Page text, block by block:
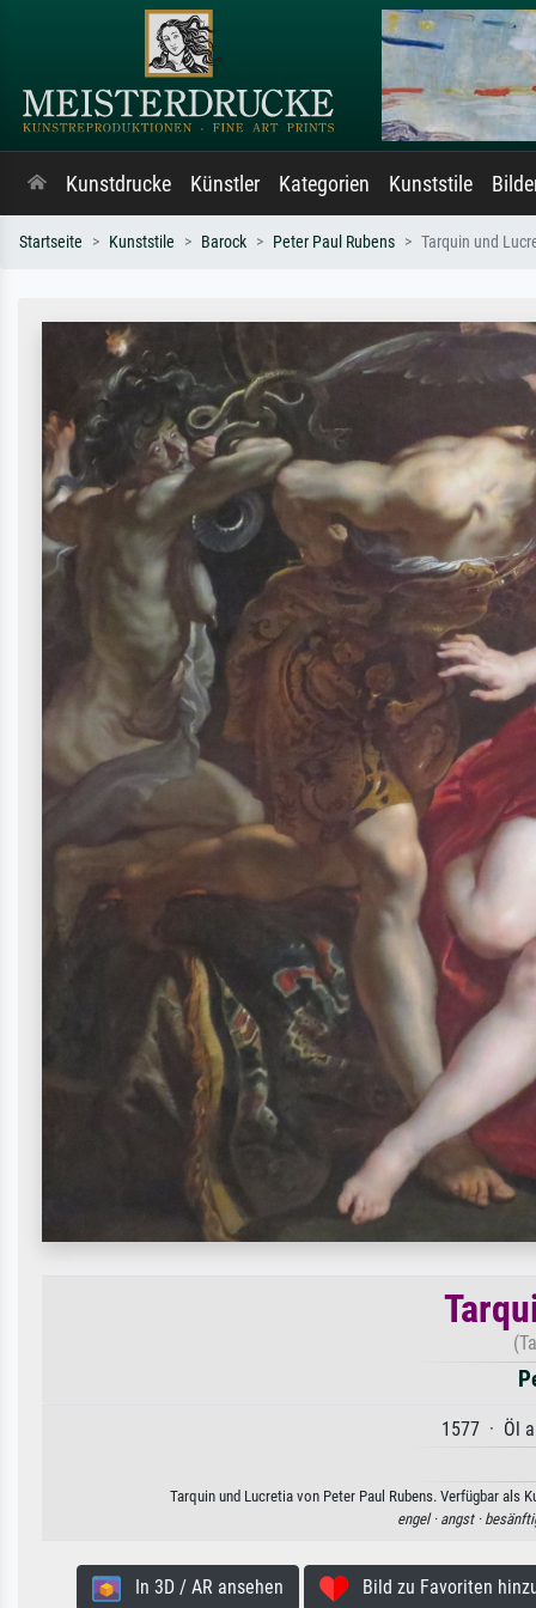
Kunstdrucke Künstler Kategorien Kunststile
Startseite Kunststile Barock Peter Paul Rubens Tarquin und
1577 · Öl
Tarquin und Lucretia von Peter Paul Rubens. Verfügbar als
engel · angst ·
In 3D / AR ansehen Bild zu Favoriten